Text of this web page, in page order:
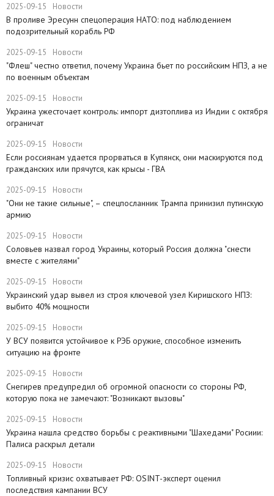
2025-09-15 Новости
​В проливе Эресунн спецоперация НАТО: под наблюдением
подозрительный корабль РФ
2025-09-15 Новости
"Флеш" честно ответил, почему Украина бьет по российским НПЗ, а не
по военным объектам
2025-09-15 Новости
Украина ужесточает контроль: импорт дизтоплива из Индии с октября
ограничат
2025-09-15 Новости
Если россиянам удается прорваться в Купянск, они маскируются под
гражданских или прячутся, как крысы - ГВА
2025-09-15 Новости
"Они не такие сильные", – спецпосланник Трампа принизил путинскую
армию
2025-09-15 Новости
Соловьев назвал город Украины, который Россия должна "снести
вместе с жителями"
2025-09-15 Новости
​Украинский удар вывел из строя ключевой узел Киришского НПЗ:
выбито 40% мощности
2025-09-15 Новости
У ВСУ появится устойчивое к РЭБ оружие, способное изменить
ситуацию на фронте
2025-09-15 Новости
Снегирев предупредил об огромной опасности со стороны РФ,
которую пока не замечают: "Возникают вызовы"
2025-09-15 Новости
​Украина нашла средство борьбы с реактивными "Шахедами" Росиии:
Палиса раскрыл детали
2025-09-15 Новости
​Топливный кризис охватывает РФ: OSINT-эксперт оценил
последствия кампании ВСУ